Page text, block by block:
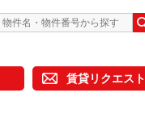
賃貸リクエスト